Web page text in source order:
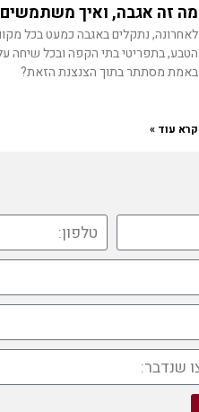
מה זה אגבה, ואיך משתמשים
לאחרונה, נתקלים באגבה כמעט בכל
הטבע, בתפריטי בתי הקפה ובכל שיחה
באמת מסתתר בתוך הצנצנת הזאת?
קרא עוד »